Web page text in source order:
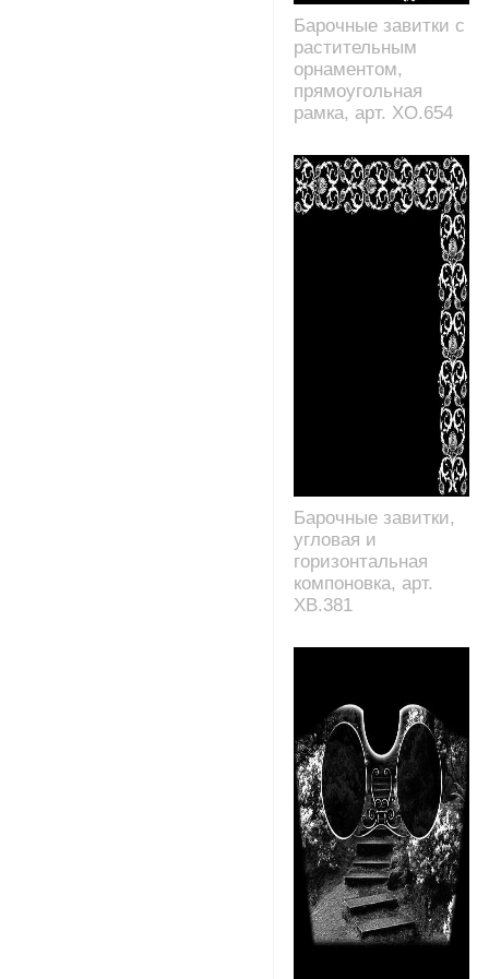
Барочные завитки с
растительным
орнаментом,
прямоугольная
рамка, арт. XO.654
Барочные завитки,
угловая и
горизонтальная
компоновка, арт.
XB.381